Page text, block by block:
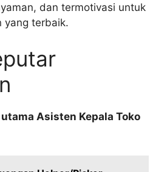
dan termotivasi untuk
yang terbaik.
Asisten Kepala Toko